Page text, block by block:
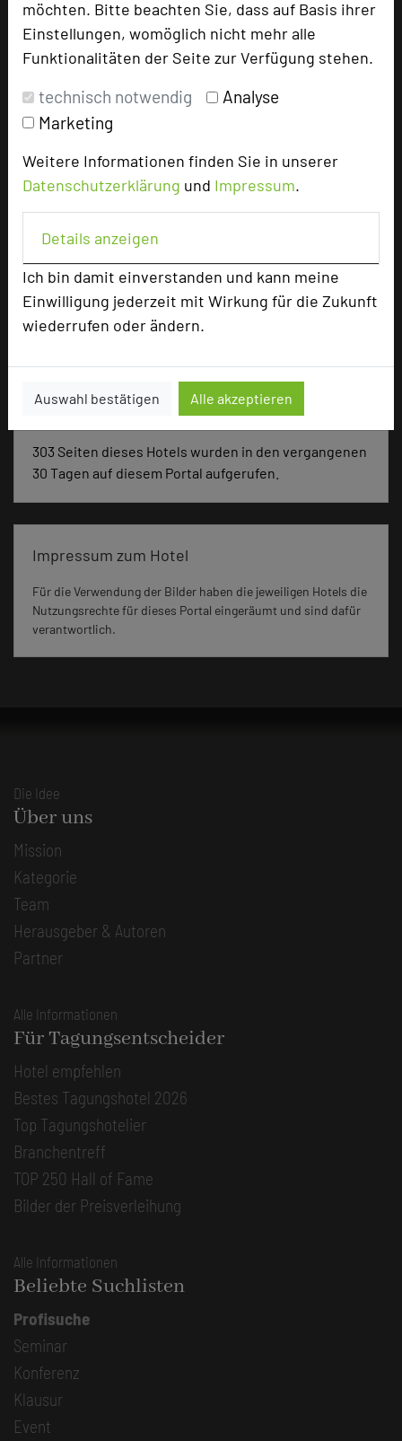
möchten. Bitte beachten Sie, dass auf Basis ihrer
Einstellungen, womöglich nicht mehr alle
Funktionalitäten der Seite zur Verfügung stehen.
technisch notwendig
Analyse
Marketing
Weitere Informationen finden Sie in unserer
Datenschutzerklärung und Impressum.
Details anzeigen
Ich bin damit einverstanden und kann meine
Einwilligung jederzeit mit Wirkung für die Zukunft
wiederrufen oder ändern.
Auswahl bestätigen Alle akzeptieren
Max. Tagungskapazität (Personen)
U-Form
40
Reihenbestuhlung
Tagungsräume
Ausstellungsfläche 200 qm
Zimmer
Doppelzimmer
117
Einzelzimmer
Besonders geeignet für
Seminar, Konferenz
303 Seiten dieses Hotels wurden in den vergangenen
30 Tagen auf diesem Portal aufgerufen.
Impressum zum Hotel
Für die Verwendung der Bilder haben die jeweiligen Hotels die
Nutzungsrechte für dieses Portal eingeräumt und sind dafür
verantwortlich.
Die Idee
Über uns
Mission
Kategorie
Team
Herausgeber & Autoren
Partner
Alle Informationen
Für Tagungsentscheider
Hotel empfehlen
Bestes Tagungshotel 2026
Top Tagungshotelier
Branchentreff
TOP 250 Hall of Fame
Bilder der Preisverleihung
Alle Informationen
Beliebte Suchlisten
Profisuche
Seminar
Konferenz
Klausur
Event